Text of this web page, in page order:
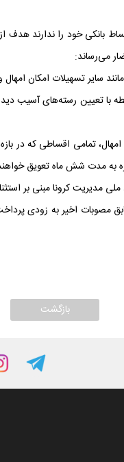
خود را ندارند هدف
می‌رساند:
نحوه احصای مشمولین، مطابق ابلاغیه شماره
به مدت شش ماه تعویق